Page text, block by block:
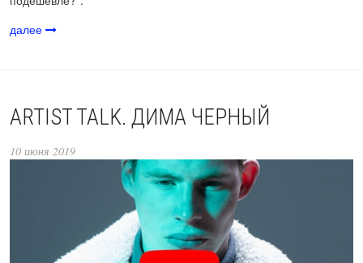
далее
ARTIST TALK. ДИМА ЧЕРНЫЙ
10 июня 2019